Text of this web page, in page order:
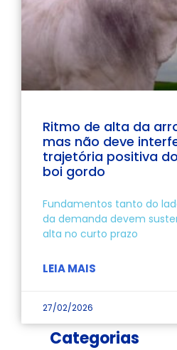
Ritmo de alta da
mas não deve
trajetória positiva
boi gordo
Fundamentos tanto do
da demanda devem
alta no curto prazo
LEIA MAIS
27/02/2026
Categorias